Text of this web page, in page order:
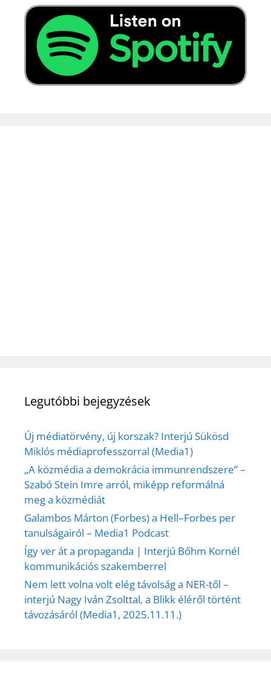
Legutóbbi bejegyzések
Új médiatörvény, új korszak? Interjú Sükösd
Miklós médiaprofesszorral (Media1)
„A közmédia a demokrácia immunrendszere” –
Szabó Stein Imre arról, miképp reformálná
meg a közmédiát
Galambos Márton (Forbes) a Hell–Forbes per
tanulságairól – Media1 Podcast
Így ver át a propaganda | Interjú Bőhm Kornél
kommunikációs szakemberrel
Nem lett volna volt elég távolság a NER-től –
interjú Nagy Iván Zsolttal, a Blikk éléről történt
távozásáról (Media1, 2025.11.11.)